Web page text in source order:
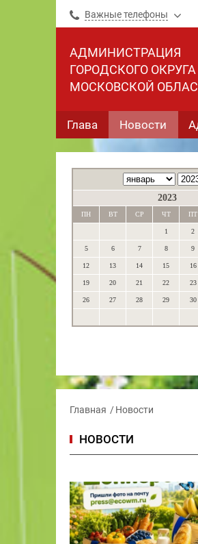
Важные телефоны
АДМИНИСТРАЦИЯ
ГОРОДСКОГО
МОСКОВСКОЙ
Глава Новости
2023
ПН ВТ СР ЧТ ПТ
1 2
5 6 7 8 9
12 13 14 15 16
19 20 21 22 23
26 27 28 29 30
Главная Новости
НОВОСТИ